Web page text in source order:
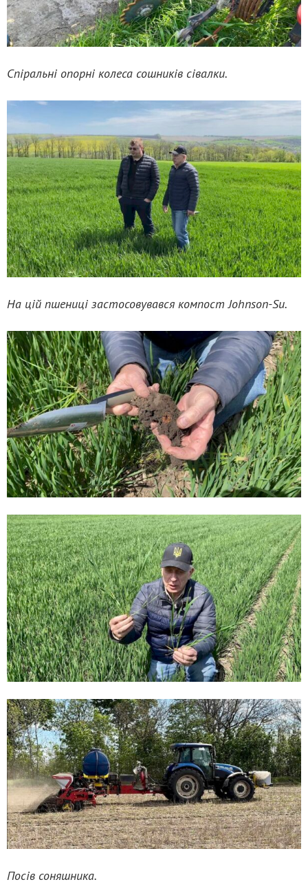
Спіральні опорні колеса сошників сівалки.
На цій пшениці застосовувався компост Johnson-Su.
Посів соняшника.